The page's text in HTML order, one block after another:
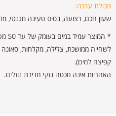
תכולת ערכה:
שעון חכם, רצועה, בסיס טעינה מגנטי,
לשחייה ממושכת, צלילה, מקלחות,
קפיצה למים).
האחריות אינה מכסה נזקי חדירת נוזלים.